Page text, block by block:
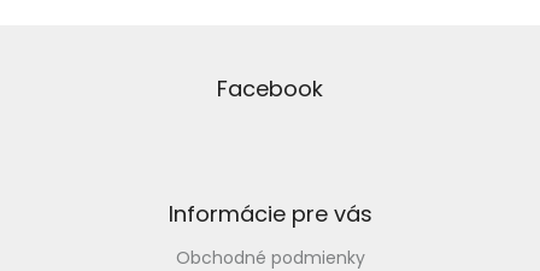
Facebook
Informácie pre vás
Obchodné podmienky